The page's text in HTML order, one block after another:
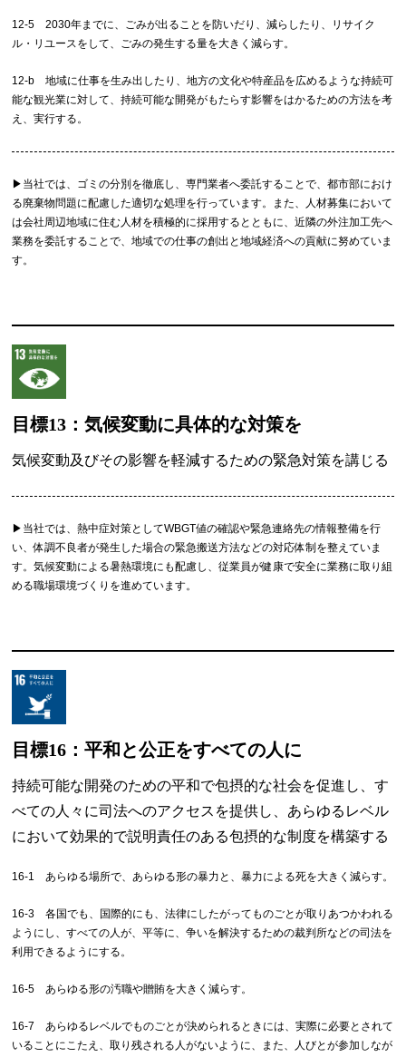
12-5 2030年までに、ごみが出ることを防いだり、減らしたり、リサイク
ル・リユースをして、ごみの発生する量を大きく減らす。
12-b 地域に仕事を生み出したり、地方の文化や特産品を広めるような持続可
能な観光業に対して、持続可能な開発がもたらす影響をはかるための方法を考
え、実行する。
▶︎当社では、ゴミの分別を徹底し、専門業者へ委託することで、都市部におけ
る廃棄物問題に配慮した適切な処理を行っています。また、人材募集において
は会社周辺地域に住む人材を積極的に採用するとともに、近隣の外注加工先へ
業務を委託することで、地域での仕事の創出と地域経済への貢献に努めていま
す。
目標13：気候変動に具体的な対策を
気候変動及びその影響を軽減するための緊急対策を講じる
▶︎当社では、熱中症対策としてWBGT値の確認や緊急連絡先の情報整備を行
い、体調不良者が発生した場合の緊急搬送方法などの対応体制を整えていま
す。気候変動による暑熱環境にも配慮し、従業員が健康で安全に業務に取り組
める職場環境づくりを進めています。
目標16：平和と公正をすべての人に
持続可能な開発のための平和で包摂的な社会を促進し、す
べての人々に司法へのアクセスを提供し、あらゆるレベル
において効果的で説明責任のある包摂的な制度を構築する
16-1 あらゆる場所で、あらゆる形の暴力と、暴力による死を大きく減らす。
16-3 各国でも、国際的にも、法律にしたがってものごとが取りあつかわれる
ようにし、すべての人が、平等に、争いを解決するための裁判所などの司法を
利用できるようにする。
16-5 あらゆる形の汚職や贈賄を大きく減らす。
16-7 あらゆるレベルでものごとが決められるときには、実際に必要とされて
いることにこたえ、取り残される人がないように、また、人びとが参加しなが